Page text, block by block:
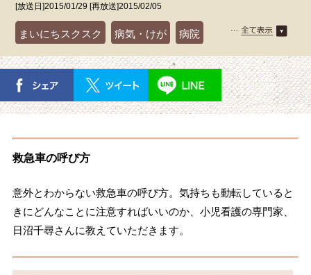
[放送日]2015/01/29 [再放送]2015/02/05
まいにちスクスク 病気・けが 病院
救急車の呼び方
意外とわからない救急車の呼び方。気持ちも動転していると
きにどんなことに注意すればいいのか、小児看護の専門家、
日沼千尋さんに教えていただきます。